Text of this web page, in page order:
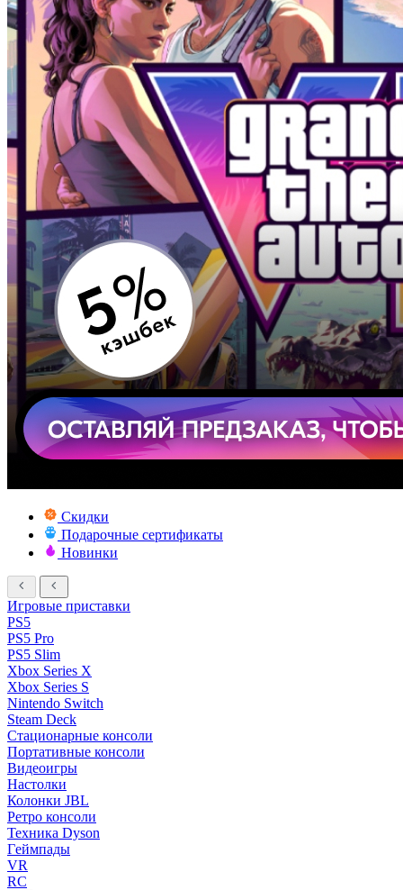
Скидки
Подарочные сертификаты
Новинки
Игровые приставки
PS5
PS5 Pro
PS5 Slim
Xbox Series X
Xbox Series S
Nintendo Switch
Steam Deck
Стационарные консоли
Портативные консоли
Видеоигры
Настолки
Колонки JBL
Ретро консоли
Техника Dyson
Геймпады
VR
RC